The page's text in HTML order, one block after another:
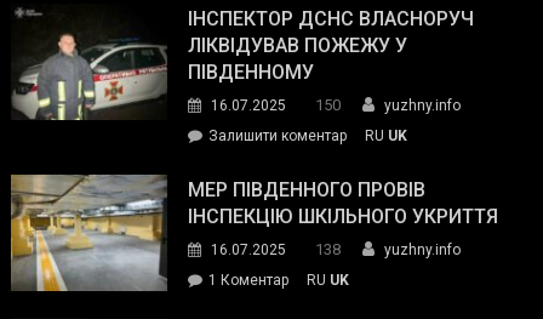
провів
нараду
силових
та
органів:
«Наш
спільний
ІНСПЕКТОР ДСНС ВЛАСНОРУЧ
ЛІКВІДУВАВ ПОЖЕЖУ У
ПІВДЕННОМУ
16.07.2025 150
yuzhny.info
Залишити коментарon
ДСНС
власноруч
пожежу
у
RU UK
МЕР ПІВДЕННОГО ПРОВІВ
ІНСПЕКЦІЮ ШКІЛЬНОГО УКРИТТЯ
16.07.2025 138
yuzhny.info
1 Коментардо RU UK